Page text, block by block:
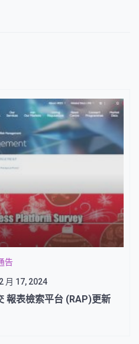
告
月 17, 2024
報表檢索平台 (RAP)更新